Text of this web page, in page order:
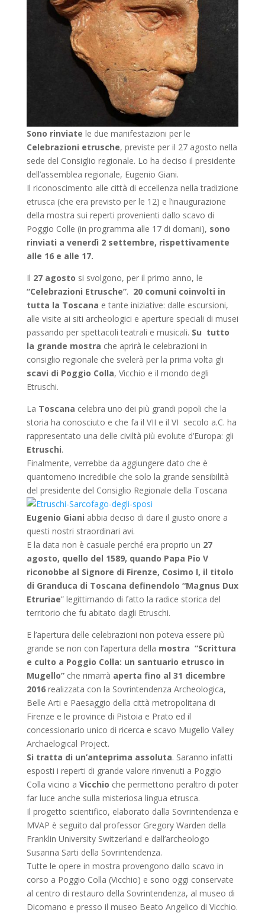
Sono rinviate le due manifestazioni per le
Celebrazioni etrusche, previste per il 27 agosto nella
sede del Consiglio regionale. Lo ha deciso il presidente
dell’assemblea regionale, Eugenio Giani.
Il riconoscimento alle città di eccellenza nella tradizione
etrusca (che era previsto per le 12) e l’inaugurazione
della mostra sui reperti provenienti dallo scavo di
Poggio Colle (in programma alle 17 di domani), sono
rinviati a venerdì 2 settembre, rispettivamente
alle 16 e alle 17.
Il 27 agosto si svolgono, per il primo anno, le
“Celebrazioni Etrusche”. 20 comuni coinvolti in
tutta la Toscana e tante iniziative: dalle escursioni,
alle visite ai siti archeologici e aperture speciali di musei
passando per spettacoli teatrali e musicali. Su tutto
la grande mostra che aprirà le celebrazioni in
consiglio regionale che svelerà per la prima volta gli
scavi di Poggio Colla, Vicchio e il mondo degli
Etruschi.
La Toscana celebra uno dei più grandi popoli che la
storia ha conosciuto e che fa il VII e il VI secolo a.C. ha
rappresentato una delle civiltà più evolute d’Europa: gli
Etruschi.
Finalmente, verrebbe da aggiungere dato che è
quantomeno incredibile che solo la grande sensibilità
del presidente del Consiglio Regionale della Toscana
Eugenio Giani abbia deciso di dare il giusto onore a
questi nostri straordinari avi.
E la data non è casuale perché era proprio un 27
agosto, quello del 1589, quando Papa Pio V
riconobbe al Signore di Firenze, Cosimo I, il titolo
di Granduca di Toscana definendolo “Magnus Dux
Etruriae” legittimando di fatto la radice storica del
territorio che fu abitato dagli Etruschi.
E l’apertura delle celebrazioni non poteva essere più
grande se non con l’apertura della mostra “Scrittura
e culto a Poggio Colla: un santuario etrusco in
Mugello”che rimarrà aperta fino al 31 dicembre
2016realizzata con la Sovrintendenza Archeologica,
Belle Arti e Paesaggio della città metropolitana di
Firenze e le province di Pistoia e Prato ed il
concessionario unico di ricerca e scavo Mugello Valley
Archaelogical Project.
Si tratta di un’anteprima assoluta. Saranno infatti
esposti i reperti di grande valore rinvenuti a Poggio
Colla vicino a Vicchio che permettono peraltro di poter
far luce anche sulla misteriosa lingua etrusca.
Il progetto scientifico, elaborato dalla Sovrintendenza e
MVAP è seguito dal professor Gregory Warden della
Franklin University Switzerland e dall’archeologo
Susanna Sarti della Sovrintendenza.
Tutte le opere in mostra provengono dallo scavo in
corso a Poggio Colla (Vicchio) e sono oggi conservate
al centro di restauro della Sovrintendenza, al museo di
Dicomano e presso il museo Beato Angelico di Vicchio.